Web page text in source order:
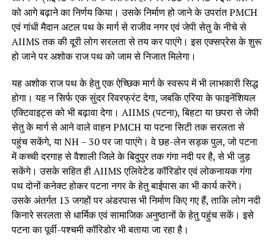
को आगे बढ़ाने का निर्णय किया। उसके निर्माण हो जाने के उपरांत PMCH
एवं गांधी मैदान अटल पथ के मार्ग से राजीव नगर एवं जेपी सेतु के नीचे से
AIIMS तक की दूरी लोग सरलता से तय कर पाएंगे। इस एक्सप्रेस के शुरू
हो जाने पर अशोक राज पथ को जाम से निजात मिलेगा।
यह अशोक राज पथ के हेतु एक ऐच्छिक मार्ग के स्वरूप में भी लाभकारी सिद्ध
होगा। यह न सिर्फ एक सुंदर रिवरफ्रंट देगा, जबकि एरिया के फाइनेंशियल
एक्टिवाइट्स को भी बढ़ावा देगा। AIIMS (पटना), बिहटा या छपरा से जेपी
सेतु के मार्ग से आने वाले वाहन PMCH या पटना सिटी तक सरलता से
पहुंच सकेंगे, या NH – 30 पर जा पाएंगे। वे छह-लेन सड़क पुल, जो पटना
में कच्ची दरगाह से वैशाली जिले के बिदुपुर तक गंगा नदी पर है, से भी जुड़
सकेंगे। उसके सहित ही AIIMS एलिवेटेड कॉरिडोर एवं लोकनायक गंगा
पथ दोनों कनेक्ट होकर पटना नगर के हेतु बाईपास का भी कार्य करेंगे।
उसके अंतर्गत 13 जगहों पर अंडरपास भी निर्माण किए गए हैं, ताकि लोग नदी
किनारे सरलता से धार्मिक एवं सामाजिक अनुष्ठानों के हेतु पहुंच सकें। इसे
पटना का पूर्वी-पश्चमी कॉरिडोर भी बताया जा रहा है।